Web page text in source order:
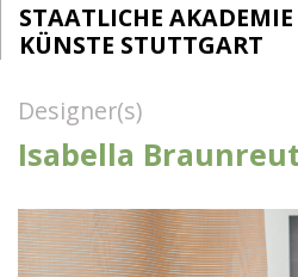
STAATLICHE
KÜNSTE STUTTGART
Designer(s)
Isabella